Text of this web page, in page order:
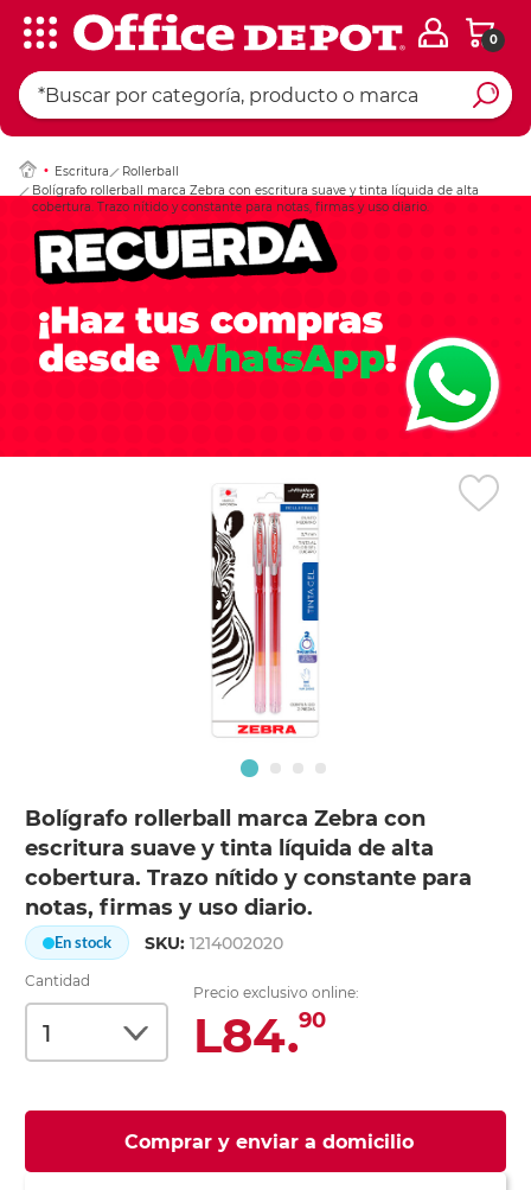
0
Escritura
Rollerball
Bolígrafo rollerball marca Zebra con escritura suave y tinta líquida de alta
cobertura. Trazo nítido y constante para notas, firmas y uso diario.
Bolígrafo rollerball marca Zebra con
escritura suave y tinta líquida de alta
cobertura. Trazo nítido y constante para
notas, firmas y uso diario.
En stock SKU:1214002020
Cantidad
Precio exclusivo online:
L84.90
Comprar y enviar a domicilio
Ingresar Codigo